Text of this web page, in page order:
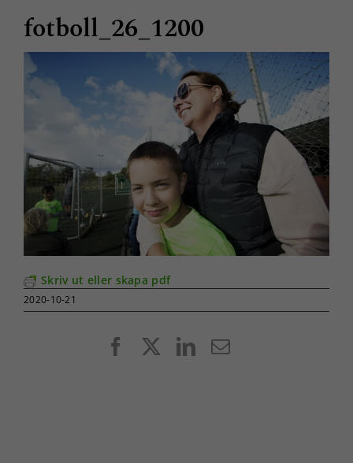
fotboll_26_1200
Skriv ut eller skapa pdf
2020-10-21
FacebookLinkedIn
E-